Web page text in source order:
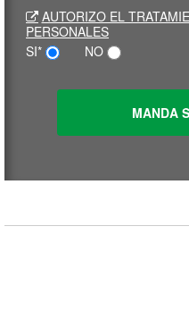
AUTORIZO EL
PERSONALES
SI*
NO